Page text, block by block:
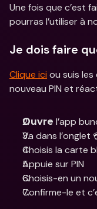
Une fois que c’est
pourras l’utiliser à
Je dois faire
Clique ici ou suis
nouveau PIN et
Ouvre l’app
Va dans l’onglet
Choisis la carte
Appuie sur PIN
Choisis-en un
Confirme-le et